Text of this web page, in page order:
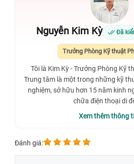
Nguyễn Kim Kỳ Đã
Trưởng Phòng Kỹ thuật
Tôi là Kim Kỳ - Trưởng Phòng Kỹ
Trung tâm là một trong những kỹ
nghiệm, sở hữu hơn 15 năm kinh
chữa điện thoại di
Xem thêm thông
Đánh giá: